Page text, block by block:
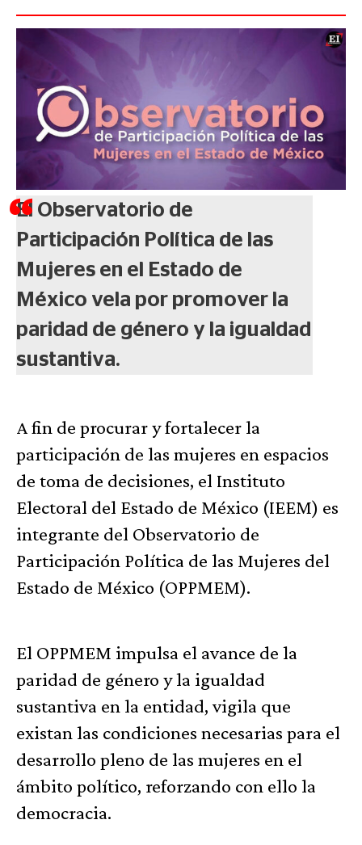
El Observatorio de
Participación Política de las
Mujeres en el Estado de
México vela por promover la
paridad de género y la igualdad
sustantiva.
A fin de procurar y fortalecer la
participación de las mujeres en espacios
de toma de decisiones, el Instituto
Electoral del Estado de México (IEEM) es
integrante del Observatorio de
Participación Política de las Mujeres del
Estado de México (OPPMEM).
El OPPMEM impulsa el avance de la
paridad de género y la igualdad
sustantiva en la entidad, vigila que
existan las condiciones necesarias para el
desarrollo pleno de las mujeres en el
ámbito político, reforzando con ello la
democracia.